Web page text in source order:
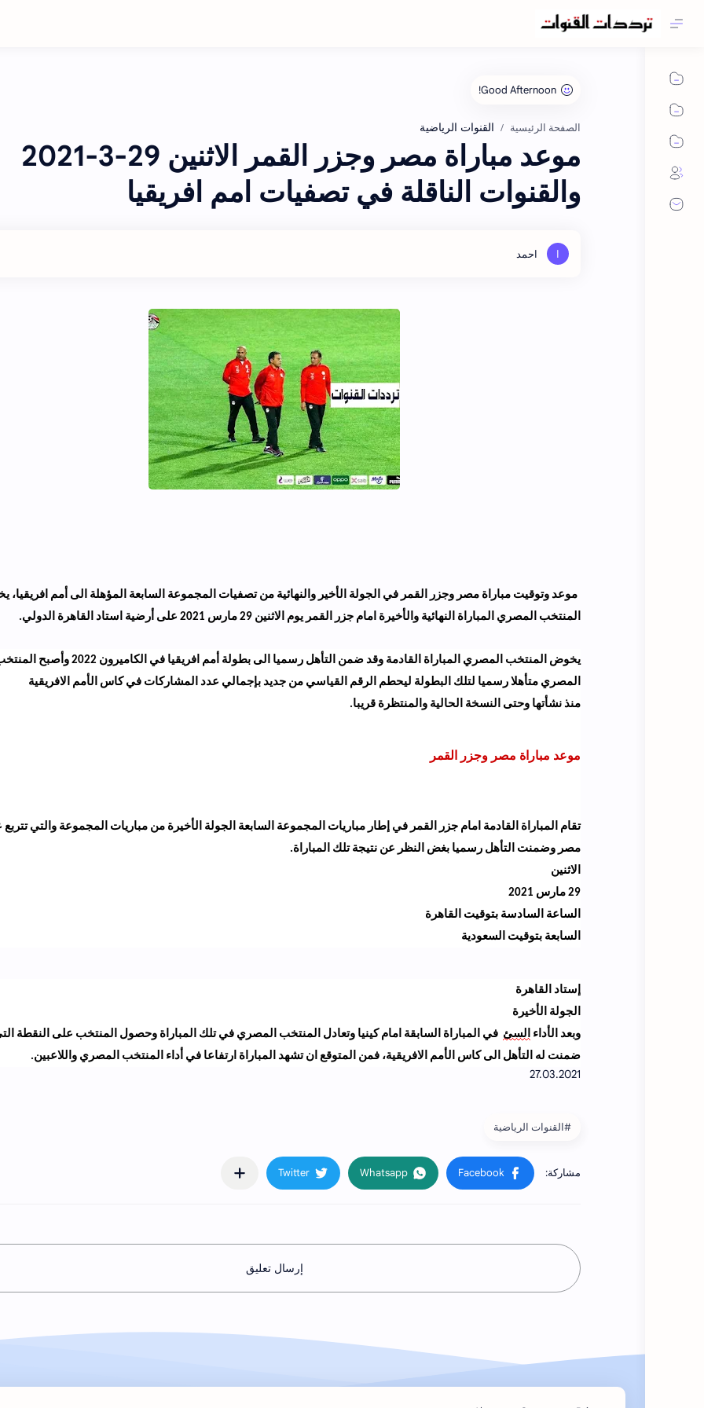
الصفحة الرئيسية القنوات الرياضية
موعد مباراة مصر وجزر القمر الاثنين 29-3-2021
والقنوات الناقلة في تصفيات امم افريقيا
موعد وتوقيت مباراة مصر وجزر القمر في الجولة الأخير والنهائية من تصفيات المجموعة السابعة المؤهلة الى أمم افريقيا،
المنتخب المصري المباراة النهائية والأخيرة امام جزر القمر يوم الاثنين 29 مارس 2021 على أرضية استاد القاهرة
الدولي.
يخوض المنتخب المصري المباراة القادمة وقد ضمن التأهل رسميا الى بطولة أمم افريقيا في الكاميرون 2022
المصري متأهلا رسميا لتلك البطولة ليحطم الرقم القياسي من جديد بإجمالي عدد المشاركات في كاس الأمم الافريقية
منذ نشأتها وحتى النسخة الحالية والمنتظرة قريبا.
موعد مباراة مصر وجزر القمر
تقام المباراة القادمة امام جزر القمر في إطار مباريات المجموعة السابعة الجولة الأخيرة من مباريات المجموعة والتي تتربع
مصر وضمنت التأهل رسميا بغض النظر عن نتيجة تلك المباراة.
الاثنين
29 مارس 2021
الساعة السادسة بتوقيت القاهرة
السابعة بتوقيت السعودية
إستاد القاهرة
الجولة الأخيرة
وبعد الأداء السئ في المباراة السابقة امام كينيا وتعادل المنتخب المصري في تلك المباراة وحصول المنتخب على النقطة
ضمنت له التأهل الى كاس الأمم الافريقية، فمن المتوقع ان تشهد المباراة ارتفاعا في أداء المنتخب المصري واللاعبين.
#القنوات الرياضية
إرسال تعليق